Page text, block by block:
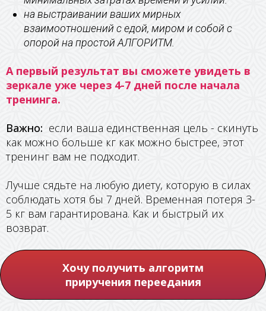
на выстраивании ваших мирных
взаимоотношений с едой, миром и собой с
опорой на простой АЛГОРИТМ.
А первый результат вы сможете увидеть в
зеркале уже через 4-7 дней после начала
тренинга.
Важно: если ваша единственная цель - скинуть
как можно больше кг как можно быстрее, этот
тренинг вам не подходит.
Лучше сядьте на любую диету, которую в силах
соблюдать хотя бы 7 дней. Временная потеря 3-
5 кг вам гарантирована. Как и быстрый их
возврат.
Хочу получить алгоритм
приручения переедания